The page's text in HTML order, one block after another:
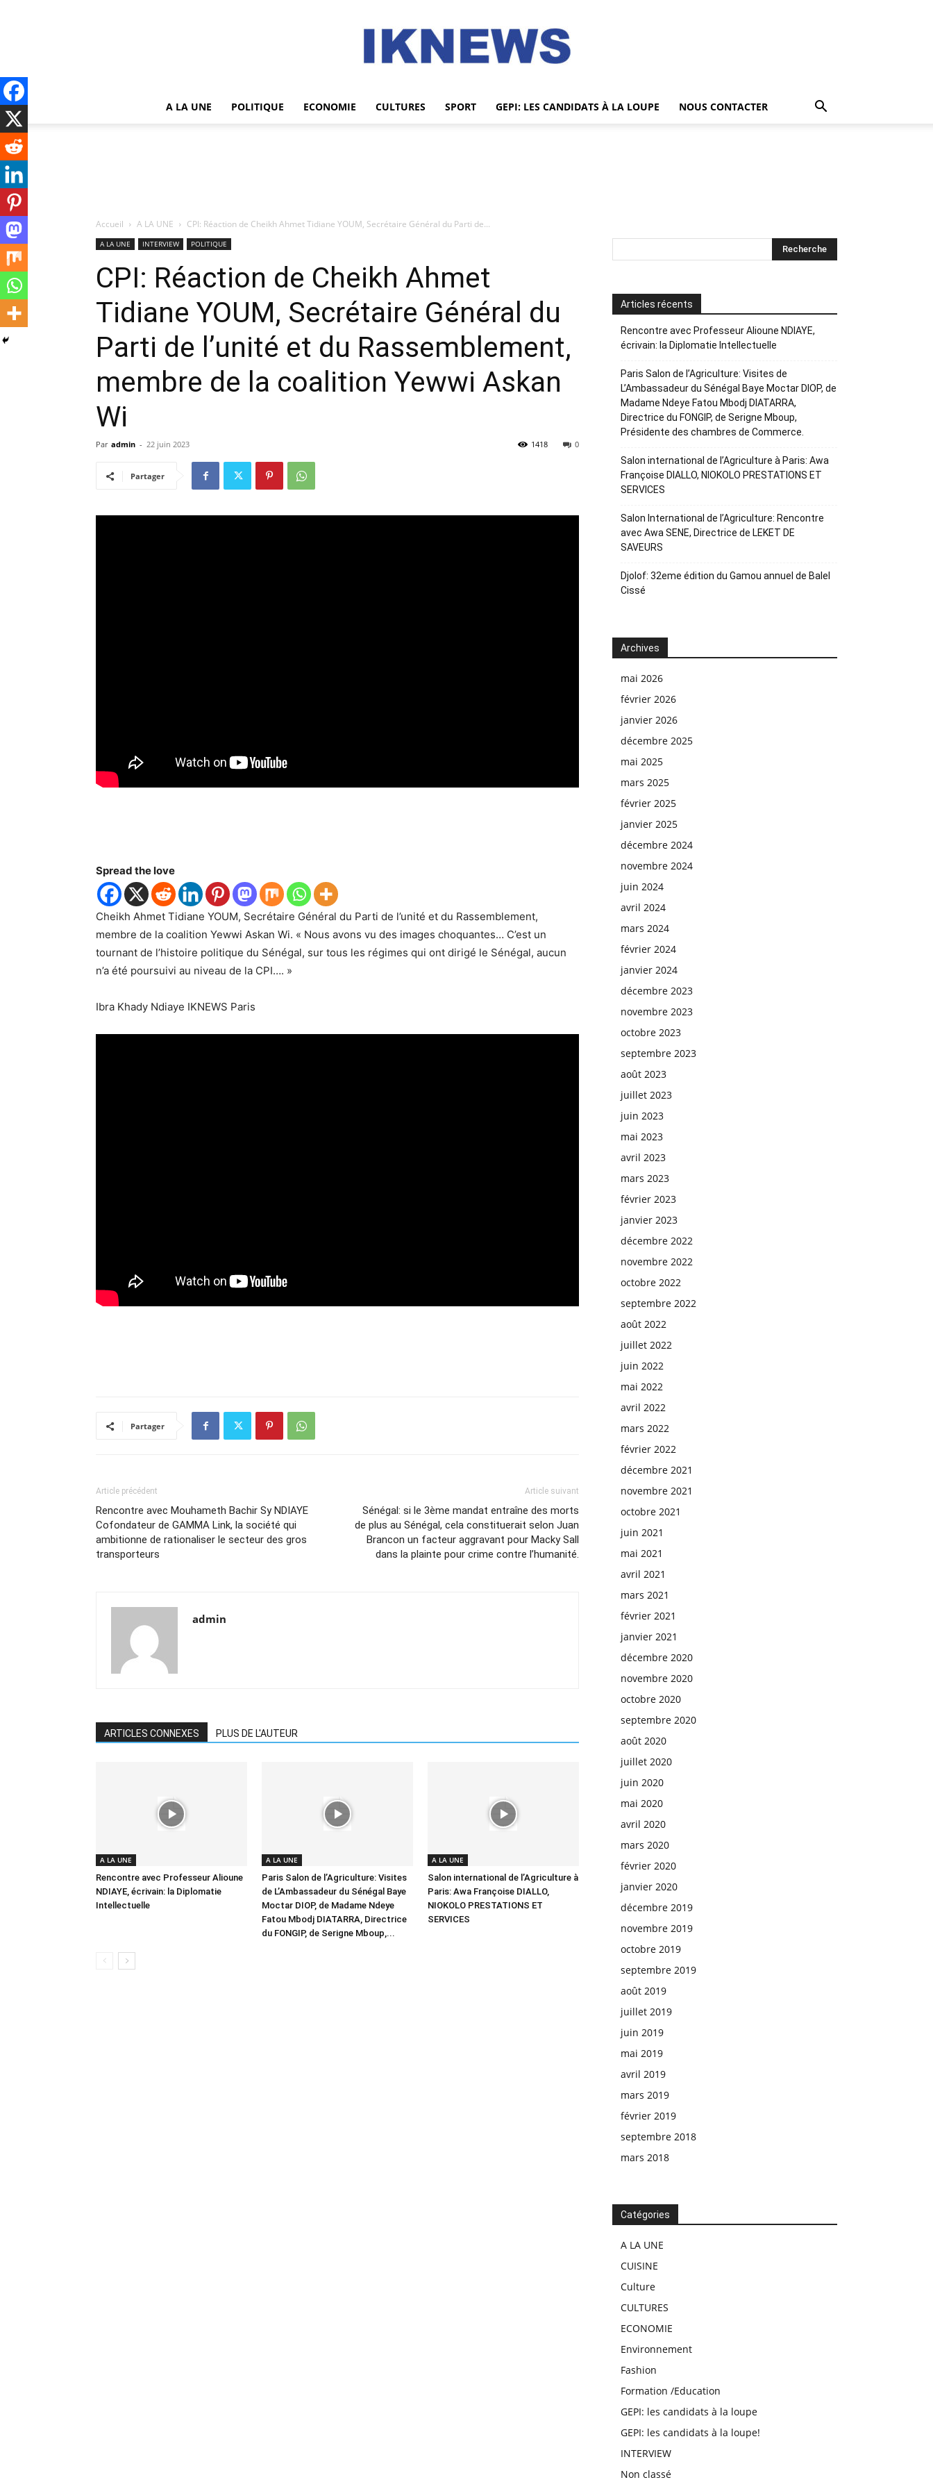
IKNEWS
A LA UNE POLITIQUE ECONOMIE CULTURES SPORT GEPI: LES CANDIDATS À LA LOUPE NOUS CONTACTER
Accueil A LA UNE CPI: Réaction de Cheikh Ahmet Tidiane YOUM, Secrétaire Général du Parti de...
A LA UNE INTERVIEW POLITIQUE
CPI: Réaction de Cheikh Ahmet
Tidiane YOUM, Secrétaire Général du
Parti de l’unité et du Rassemblement,
membre de la coalition Yewwi Askan
Wi
Par admin - 22 juin 2023 0
1418
Partager
Spread the love
Cheikh Ahmet Tidiane YOUM, Secrétaire Général du Parti de l’unité et du Rassemblement,
membre de la coalition Yewwi Askan Wi. « Nous avons vu des images choquantes… C’est un
tournant de l’histoire politique du Sénégal, sur tous les régimes qui ont dirigé le Sénégal, aucun
n’a été poursuivi au niveau de la CPI…. »
Ibra Khady Ndiaye IKNEWS Paris
Partager
Article précédent
Rencontre avec Mouhameth Bachir Sy NDIAYE
Cofondateur de GAMMA Link, la société qui
ambitionne de rationaliser le secteur des gros
transporteurs
Article suivant
Sénégal: si le 3ème mandat entraîne des morts
de plus au Sénégal, cela constituerait selon Juan
Brancon un facteur aggravant pour Macky Sall
dans la plainte pour crime contre l’humanité.
admin
ARTICLES CONNEXES PLUS DE L'AUTEUR
A LA UNE
Rencontre avec Professeur Alioune
NDIAYE, écrivain: la Diplomatie
Intellectuelle
A LA UNE
Paris Salon de l’Agriculture: Visites
de L’Ambassadeur du Sénégal Baye
Moctar DIOP, de Madame Ndeye
Fatou Mbodj DIATARRA, Directrice
du FONGIP, de Serigne Mboup,...
A LA UNE
Salon international de l’Agriculture à
Paris: Awa Françoise DIALLO,
NIOKOLO PRESTATIONS ET
SERVICES
Articles récents
Rencontre avec Professeur Alioune NDIAYE,
écrivain: la Diplomatie Intellectuelle
Paris Salon de l’Agriculture: Visites de
L’Ambassadeur du Sénégal Baye Moctar DIOP, de
Madame Ndeye Fatou Mbodj DIATARRA,
Directrice du FONGIP, de Serigne Mboup,
Présidente des chambres de Commerce.
Salon international de l’Agriculture à Paris: Awa
Françoise DIALLO, NIOKOLO PRESTATIONS ET
SERVICES
Salon International de l’Agriculture: Rencontre
avec Awa SENE, Directrice de LEKET DE
SAVEURS
Djolof: 32eme édition du Gamou annuel de Balel
Cissé
Archives
mai 2026
février 2026
janvier 2026
décembre 2025
mai 2025
mars 2025
février 2025
janvier 2025
décembre 2024
novembre 2024
juin 2024
avril 2024
mars 2024
février 2024
janvier 2024
décembre 2023
novembre 2023
octobre 2023
septembre 2023
août 2023
juillet 2023
juin 2023
mai 2023
avril 2023
mars 2023
février 2023
janvier 2023
décembre 2022
novembre 2022
octobre 2022
septembre 2022
août 2022
juillet 2022
juin 2022
mai 2022
avril 2022
mars 2022
février 2022
décembre 2021
novembre 2021
octobre 2021
juin 2021
mai 2021
avril 2021
mars 2021
février 2021
janvier 2021
décembre 2020
novembre 2020
octobre 2020
septembre 2020
août 2020
juillet 2020
juin 2020
mai 2020
avril 2020
mars 2020
février 2020
janvier 2020
décembre 2019
novembre 2019
octobre 2019
septembre 2019
août 2019
juillet 2019
juin 2019
mai 2019
avril 2019
mars 2019
février 2019
septembre 2018
mars 2018
Catégories
A LA UNE
CUISINE
Culture
CULTURES
ECONOMIE
Environnement
Fashion
Formation /Education
GEPI: les candidats à la loupe
GEPI: les candidats à la loupe!
INTERVIEW
Non classé